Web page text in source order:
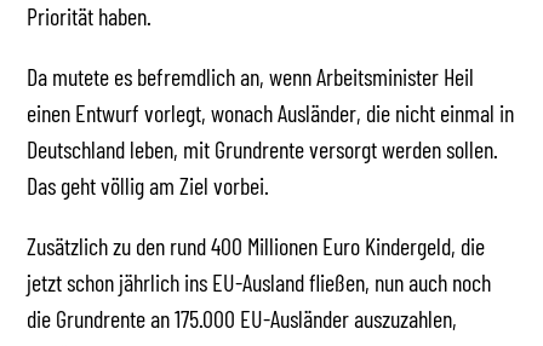
Priorität haben.
Da mutete es befremdlich an, wenn Arbeitsminister Heil
einen Entwurf vorlegt, wonach Ausländer, die nicht einmal in
Deutschland leben, mit Grundrente versorgt werden sollen.
Das geht völlig am Ziel vorbei.
Zusätzlich zu den rund 400 Millionen Euro Kindergeld, die
jetzt schon jährlich ins EU-Ausland fließen, nun auch noch
die Grundrente an 175.000 EU-Ausländer auszuzahlen,